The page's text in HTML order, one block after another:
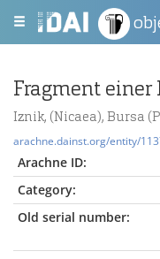
Fragment
Iznik, (Nicaea), Bursa
arachne.dainst.org/entity/
Arachne ID:
Category:
Old serial number: